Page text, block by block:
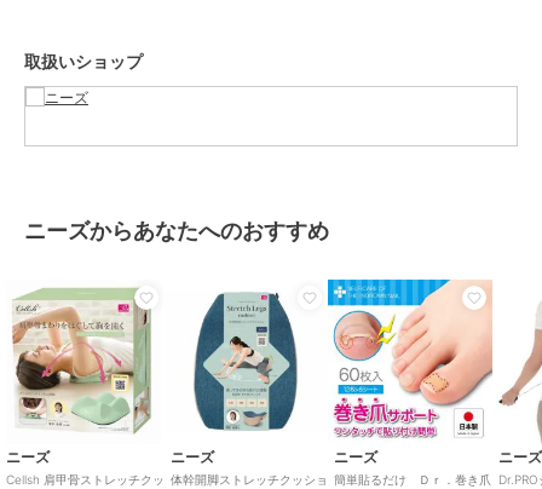
お手入れ
取扱いショップ
ニーズからあなたへのおすすめ
ニーズ
Cellsh 肩甲骨ストレッチクッ
ニーズ
体幹開脚ストレッチクッショ
ニーズ
簡単貼るだけ Ｄｒ．巻き爪
ニーズ